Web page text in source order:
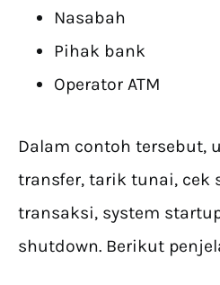
Nasabah
Pihak bank
Operator ATM
Dalam contoh tersebut,
transfer, tarik tunai, cek
transaksi, system
shutdown. Berikut